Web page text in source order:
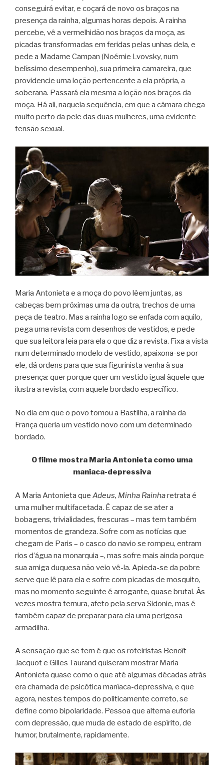
conseguirá evitar, e coçará de novo os braços na
presença da rainha, algumas horas depois. A rainha
percebe, vê a vermelhidão nos braços da moça, as
picadas transformadas em feridas pelas unhas dela, e
pede a Madame Campan (Noémie Lvovsky, num
belíssimo desempenho), sua primeira camareira, que
providencie uma loção pertencente a ela própria, a
soberana. Passará ela mesma a loção nos braços da
moça. Há ali, naquela sequência, em que a câmara chega
muito perto da pele das duas mulheres, uma evidente
tensão sexual.
Maria Antonieta e a moça do povo lêem juntas, as
cabeças bem próximas uma da outra, trechos de uma
peça de teatro. Mas a rainha logo se enfada com aquilo,
pega uma revista com desenhos de vestidos, e pede
que sua leitora leia para ela o que diz a revista. Fixa a vista
num determinado modelo de vestido, apaixona-se por
ele, dá ordens para que sua figurinista venha à sua
presença: quer porque quer um vestido igual àquele que
ilustra a revista, com aquele bordado específico.
No dia em que o povo tomou a Bastilha, a rainha da
França queria um vestido novo com um determinado
bordado.
O filme mostra Maria Antonieta como uma
maníaca-depressiva
A Maria Antonieta que Adeus, Minha Rainharetrata é
uma mulher multifacetada. É capaz de se ater a
bobagens, trivialidades, frescuras – mas tem também
momentos de grandeza. Sofre com as notícias que
chegam de Paris – o casco do navio se rompeu, entram
rios d’água na monarquia –, mas sofre mais ainda porque
sua amiga duquesa não veio vê-la. Apieda-se da pobre
serve que lê para ela e sofre com picadas de mosquito,
mas no momento seguinte é arrogante, quase brutal. Às
vezes mostra ternura, afeto pela serva Sidonie, mas é
também capaz de preparar para ela uma perigosa
armadilha.
A sensação que se tem é que os roteiristas Benoît
Jacquot e Gilles Taurand quiseram mostrar Maria
Antonieta quase como o que até algumas décadas atrás
era chamada de psicótica maníaca-depressiva, e que
agora, nestes tempos do politicamente correto, se
define como bipolaridade. Pessoa que alterna euforia
com depressão, que muda de estado de espírito, de
humor, brutalmente, rapidamente.